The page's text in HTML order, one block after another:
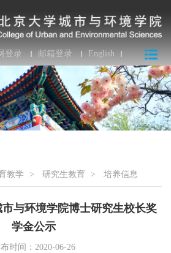
登录 邮箱登录 English
教学 > 研究生教育 > 培养信息
市与环境学院博士研究生校长奖
学金公示
时间：2020-06-26